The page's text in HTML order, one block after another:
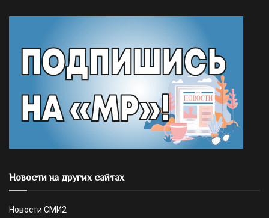
Новости на других сайтах
Новости СМИ2